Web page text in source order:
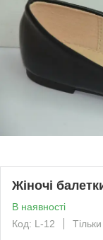
Жіночі
В наявності
Код: L-12